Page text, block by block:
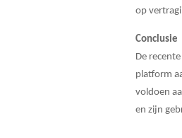
op
Conclusie
De
platform
voldoen
en zijn